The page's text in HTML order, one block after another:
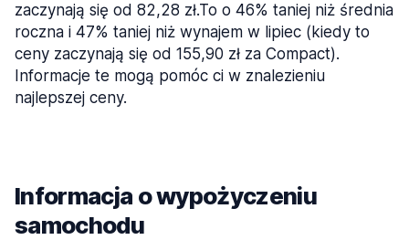
zaczynają się od 82,28 zł.To o 46% taniej niż średnia
roczna i 47% taniej niż wynajem w lipiec (kiedy to
ceny zaczynają się od 155,90 zł za Compact).
Informacje te mogą pomóc ci w znalezieniu
najlepszej ceny.
Informacja o wypożyczeniu
samochodu